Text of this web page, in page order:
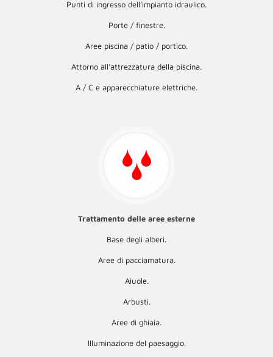
Punti di ingresso dell’impianto idraulico.
Porte / finestre.
Aree piscina / patio / portico.
Attorno all’attrezzatura della piscina.
A / C e apparecchiature elettriche.
Trattamento delle aree esterne
Base degli alberi.
Aree di pacciamatura.
Aiuole.
Arbusti.
Aree di ghiaia.
Illuminazione del paesaggio.